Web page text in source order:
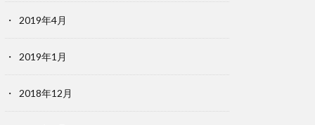
2019年4月
2019年1月
2018年12月